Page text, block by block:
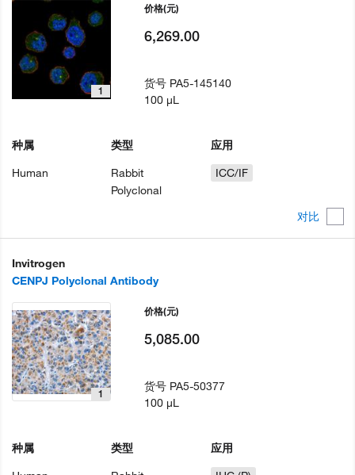
对比
1
种属
Human
类型
Rabbit
Polyclonal
应用
ICC/IF
价格(元)
6,269.00
货号 PA5-145140
100 µL
Invitrogen
CENPJ Polyclonal Antibody
1
种属
类型
应用
价格(元)
5,085.00
货号 PA5-50377
100 µL